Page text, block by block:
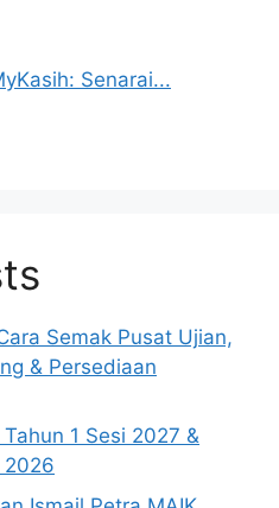
Senarai...
Semak Pusat Ujian,
& Persediaan
1 Sesi 2027 &
2026